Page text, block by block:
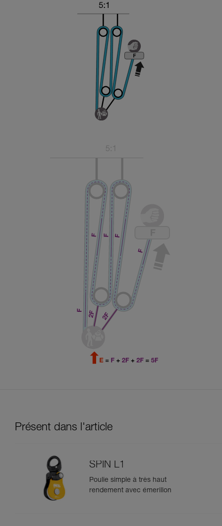
Présent dans l'article
SPIN L1
Poulie simple à très haut
rendement avec émerillon